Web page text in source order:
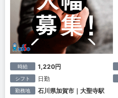
時給 1,220円
シフト 日勤
勤務地 石川県加賀市｜大聖寺駅